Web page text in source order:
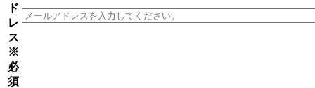
ド
レ
ス
※
必
須